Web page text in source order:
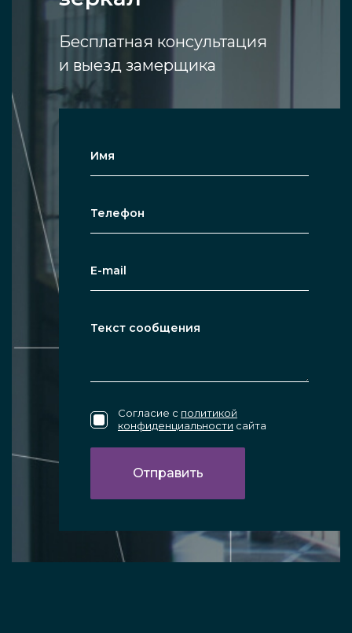
Бесплатная консультация
и выезд замерщика
Согласие с политикой
конфиденциальности сайта